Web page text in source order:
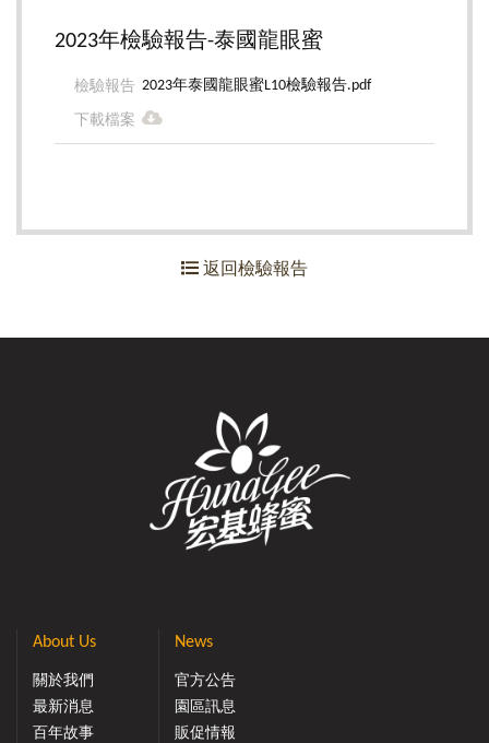
2023年檢驗報告-泰國龍眼蜜
2023年泰國龍眼蜜L10檢驗報告.pdf
返回檢驗報告
About Us
關於我們
最新消息
百年故事
News
官方公告
園區訊息
販促情報